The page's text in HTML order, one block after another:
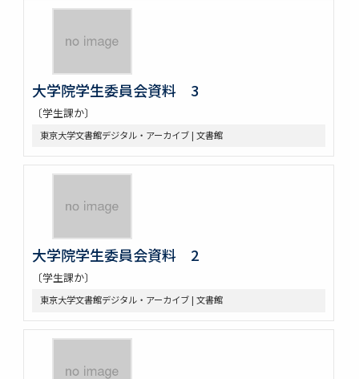
大学院学生委員会資料 3
〔学生課か〕
東京大学文書館デジタル・アーカイブ | 文書館
大学院学生委員会資料 2
〔学生課か〕
東京大学文書館デジタル・アーカイブ | 文書館